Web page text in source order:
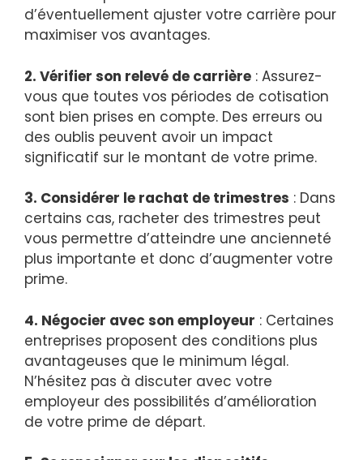
d’éventuellement ajuster votre carrière pour
maximiser vos avantages.
2. Vérifier son relevé de carrière : Assurez-
vous que toutes vos périodes de cotisation
sont bien prises en compte. Des erreurs ou
des oublis peuvent avoir un impact
significatif sur le montant de votre prime.
3. Considérer le rachat de trimestres : Dans
certains cas, racheter des trimestres peut
vous permettre d’atteindre une ancienneté
plus importante et donc d’augmenter votre
prime.
4. Négocier avec son employeur : Certaines
entreprises proposent des conditions plus
avantageuses que le minimum légal.
N’hésitez pas à discuter avec votre
employeur des possibilités d’amélioration
de votre prime de départ.